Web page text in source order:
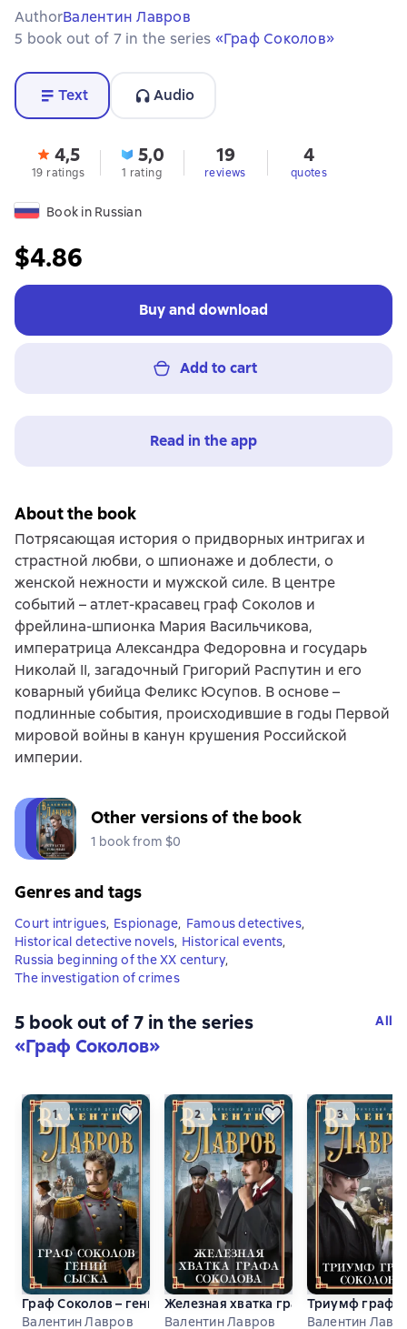
AuthorВалентин Лавров
5 book out of 7 in the series «Граф Соколов»
Text Audio
4,5
19 ratings
5,0
1 rating
19
reviews
4
quotes
Book in Russian
$4.86
Buy and download
Add to cart
Read in the app
About the book
Потрясающая история о придворных интригах и
страстной любви, о шпионаже и доблести, о
женской нежности и мужской силе. В центре
событий – атлет-красавец граф Соколов и
фрейлина-шпионка Мария Васильчикова,
императрица Александра Федоровна и государь
Николай II, загадочный Григорий Распутин и его
коварный убийца Феликс Юсупов. В основе –
подлинные события, происходившие в годы Первой
мировой войны в канун крушения Российской
империи.
Other versions of the book
1 book from $0
Genres and tags
Court intrigues, Espionage, Famous detectives,
Historical detective novels, Historical events,
Russia beginning of the XX century,
The investigation of crimes
5 book out of 7 in the series
«Граф Соколов»
All
Граф Соколов – гений сыска
Валентин Лавров
Железная хватка графа Соколова
Валентин Лавров
Триумф графа
Валентин